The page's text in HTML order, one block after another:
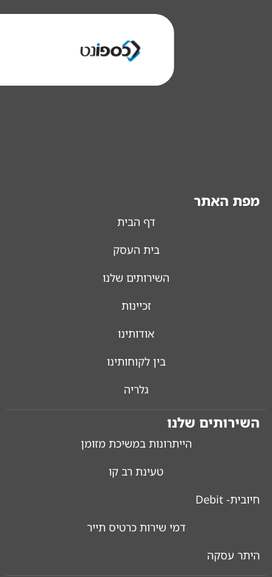
מפת האתר
דף הבית
בית העסק
השירותים שלנו
זכיינות
אודותינו
בין לקוחותינו
גלריה
השירותים שלנו
הייתרונות במשיכת מזומן
טעינת רב קו
חיובית- Debit
דמי שירות כרטיס תייר
היתר עסקה